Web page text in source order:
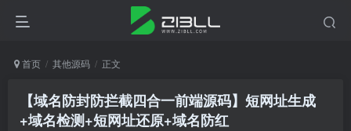
首页 其他源码 正文
【域名防封防拦截四合一前端源码】短网址生成
+域名检测+短网址还原+域名防红